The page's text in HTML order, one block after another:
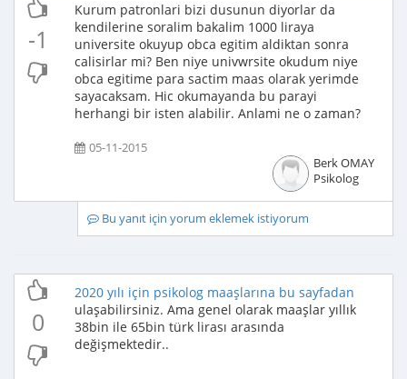
-1
Kurum patronlari bizi dusunun diyorlar da
kendilerine soralim bakalim 1000 liraya
universite okuyup obca egitim aldiktan sonra
calisirlar mi? Ben niye univwrsite okudum niye
obca egitime para sactim maas olarak yerimde
sayacaksam. Hic okumayanda bu parayi
herhangi bir isten alabilir. Anlami ne o zaman?
05-11-2015
Berk OMAY
Psikolog
Bu yanıt için yorum eklemek istiyorum
0
2020 yılı için psikolog maaşlarına bu sayfadan
ulaşabilirsiniz. Ama genel olarak maaşlar yıllık
38bin ile 65bin türk lirası arasında
değişmektedir..